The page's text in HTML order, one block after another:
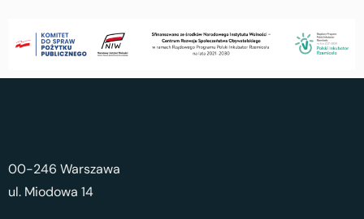
00-246 Warszawa
ul. Miodowa 14